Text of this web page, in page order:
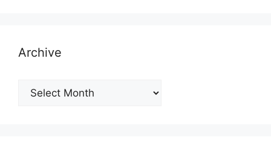
Archive
Archive